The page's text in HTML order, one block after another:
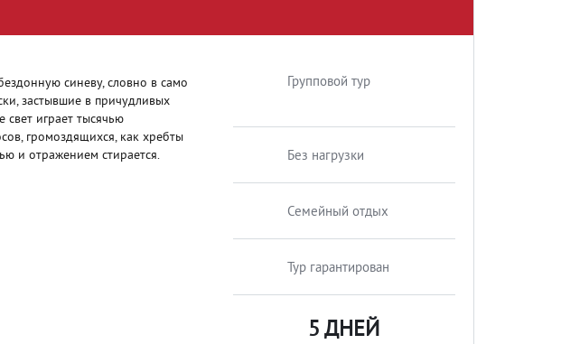
синеву, словно в само
застывшие в причудливых
играет тысячью
громоздящихся, как хребты
и отражением стирается.
Групповой тур
Без нагрузки
Семейный отдых
Тур гарантирован
5 ДНЕЙ